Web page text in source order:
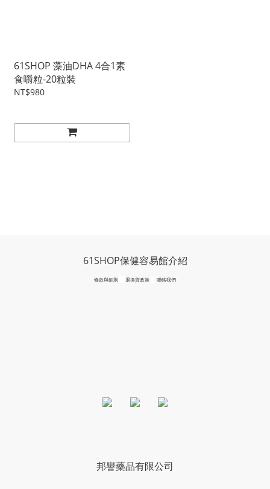
61SHOP 藻油DHA 4合1素
食嚼粒-20粒裝
NT$980
61SHOP保健容易館介紹
條款與細則 退換貨政策 聯絡我們
邦譽藥品有限公司